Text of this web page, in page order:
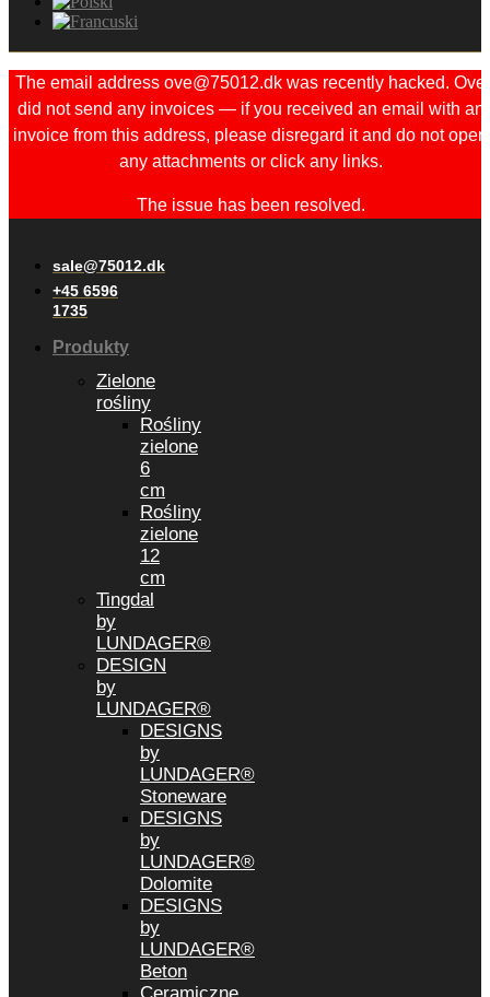
The email address ove@75012.dk was recently hacked. Ove
did not send any invoices — if you received an email with an
invoice from this address, please disregard it and do not open
any attachments or click any links.
The issue has been resolved.
sale@75012.dk
+45 6596
1735
Produkty
Zielone
rośliny
Rośliny
zielone
6
cm
Rośliny
zielone
12
cm
Tingdal
by
LUNDAGER®
DESIGN
by
LUNDAGER®
DESIGNS
by
LUNDAGER®
Stoneware
DESIGNS
by
LUNDAGER®
Dolomite
DESIGNS
by
LUNDAGER®
Beton